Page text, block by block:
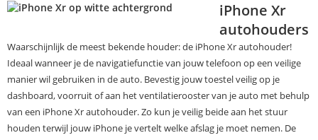
iPhone Xr
autohouders
Waarschijnlijk de meest bekende houder: de iPhone Xr autohouder!
Ideaal wanneer je de navigatiefunctie van jouw telefoon op een veilige
manier wil gebruiken in de auto. Bevestig jouw toestel veilig op je
dashboard, voorruit of aan het ventilatierooster van je auto met behulp
van een iPhone Xr autohouder. Zo kun je veilig beide aan het stuur
houden terwijl jouw iPhone je vertelt welke afslag je moet nemen. De